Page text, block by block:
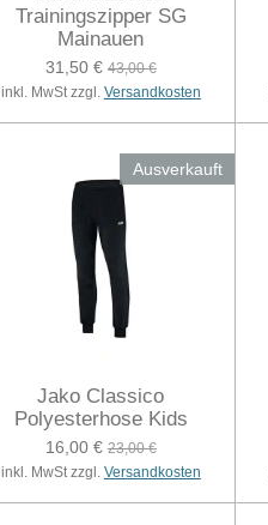
Trainingszipper SG
Mainauen
31,50 € 43,00 €
inkl. MwSt zzgl. Versandkosten
Ausverkauft
Jako Classico
Polyesterhose Kids
16,00 € 23,00 €
inkl. MwSt zzgl. Versandkosten